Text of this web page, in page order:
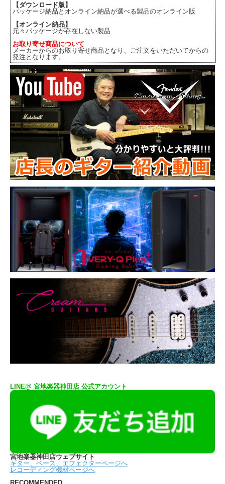
【ダウンロード版】
パッケージ納品とオンライン納品が選べる製品のオンライン版
【オンライン納品】
元々パッケージが存在しない製品
お取り寄せ商品について
メーカーからのお取り寄せ商品となり、ご注文をいただいてからの
発注となります。
LINE@ 宮地楽器神田店 公式アカウント
宮地楽器神田店ウェブサイト
ギター、ベース、エフェクターページへ
レコーディング機材ページへ